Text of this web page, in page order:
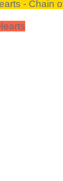
- Chain